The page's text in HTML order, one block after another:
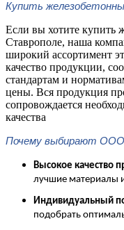
Купить
Если вы хотите купить
Ставрополе, наша
широкий ассортимент
качество продукции,
стандартам и
цены. Вся продукция
сопровождается
качества​
Почему выбирают
Высокое качество
лучшие материалы
Индивидуальный
подобрать